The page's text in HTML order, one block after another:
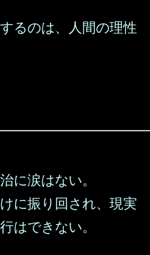
るのは、人間の理性
に涙はない。
に振り回され、現実
はできない。